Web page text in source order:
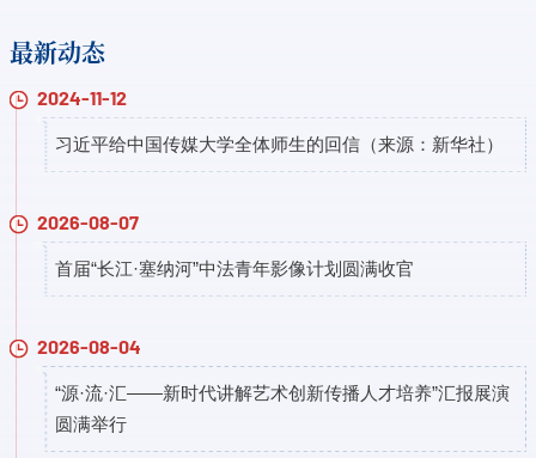
最新动态
2024-11-12
习近平给中国传媒大学全体师生的回信（来源：新华社）
2026-08-07
首届“长江·塞纳河”中法青年影像计划圆满收官
2026-08-04
“源·流·汇——新时代讲解艺术创新传播人才培养”汇报展演
圆满举行